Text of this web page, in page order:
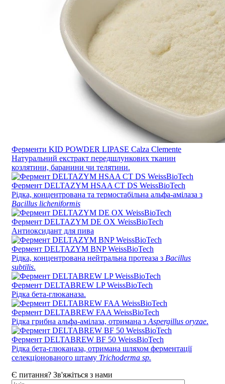
Ферменти KID POWDER LIPASE Calza Clemente
Натуральний екстракт передшлункових тканин
козлятини, баранини чи телятини.
Фермент DELTAZYM HSAA CT DS WeissBioTech
Рідка, концентрована та термостабільна альфа-амілаза з
Bacillus licheniformis
Фермент DELTAZYM DE OX WeissBioTech
Антиоксидант для пива
Фермент DELTAZYM BNP WeissBioTech
Рідка, концентрована нейтральна протеаза з Bacillus
subtilis.
Фермент DELTABREW LP WeissBioTech
Рідка бета-глюканаза.
Фермент DELTABREW FAA WeissBioTech
Рідка грибна альфа-амілаза, отримана з Aspergillus oryzae.
Фермент DELTABREW BF 50 WeissBioTech
Рідка бета-глюканаза, отримана шляхом ферментації
селекціонованого штаму Trichoderma sp.
Є питання? Зв'яжіться з нами